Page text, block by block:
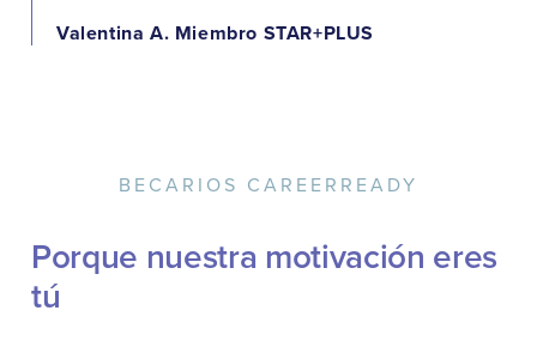
Valentina A. Miembro STAR+PLUS
BECARIOS CAREERREADY
Porque nuestra motivación eres
tú